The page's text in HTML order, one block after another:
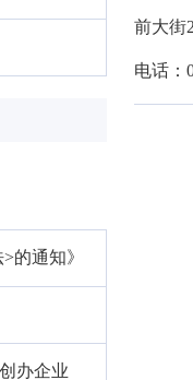
的通知》
办企业
前大街
电话：